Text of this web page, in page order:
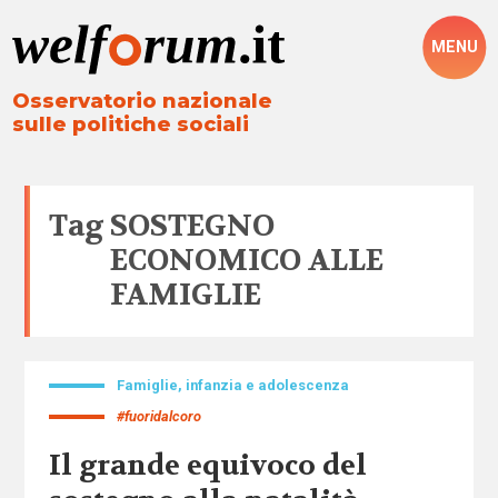
Osservatorio nazionale
sulle politiche sociali
MENU
Tag SOSTEGNO
ECONOMICO ALLE
FAMIGLIE
Famiglie, infanzia e adolescenza
#fuoridalcoro
Il grande equivoco del